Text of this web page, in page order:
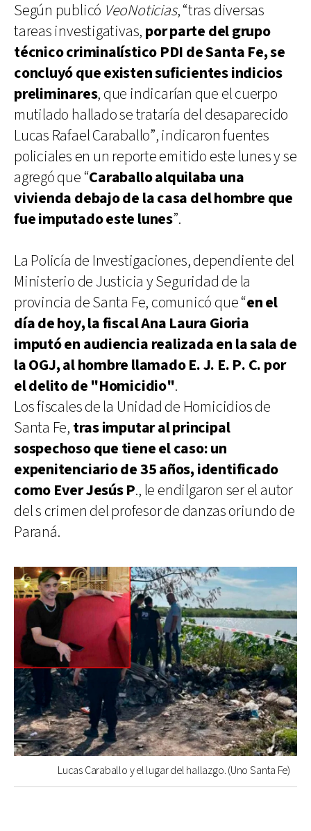
Según publicó VeoNoticias, “tras diversas
tareas investigativas, por parte del grupo
técnico criminalístico PDI de Santa Fe, se
concluyó que existen suficientes indicios
preliminares, que indicarían que el cuerpo
mutilado hallado se trataría del desaparecido
Lucas Rafael Caraballo”, indicaron fuentes
policiales en un reporte emitido este lunes y se
agregó que “Caraballo alquilaba una
vivienda debajo de la casa del hombre que
fue imputado este lunes”.
La Policía de Investigaciones, dependiente del
Ministerio de Justicia y Seguridad de la
provincia de Santa Fe, comunicó que “en el
día de hoy, la fiscal Ana Laura Gioria
imputó en audiencia realizada en la sala de
la OGJ, al hombre llamado E. J. E. P. C. por
el delito de "Homicidio".
Los fiscales de la Unidad de Homicidios de
Santa Fe, tras imputar al principal
sospechoso que tiene el caso: un
expenitenciario de 35 años, identificado
como Ever Jesús P., le endilgaron ser el autor
del s crimen del profesor de danzas oriundo de
Paraná.
Lucas Caraballo y el lugar del hallazgo. (Uno Santa Fe)